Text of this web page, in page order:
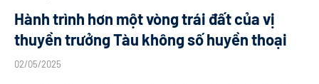
Hành trình hơn một vòng trái đất của vị
thuyền trưởng Tàu không số huyền thoại
02/05/2025